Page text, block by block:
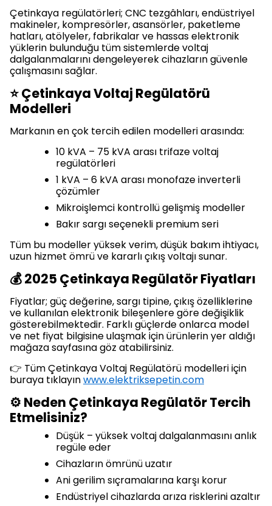
Çetinkaya regülatörleri; CNC tezgâhları, endüstriyel
makineler, kompresörler, asansörler, paketleme
hatları, atölyeler, fabrikalar ve hassas elektronik
yüklerin bulunduğu tüm sistemlerde voltaj
dalgalanmalarını dengeleyerek cihazların güvenle
çalışmasını sağlar.
⭐ Çetinkaya Voltaj Regülatörü
Modelleri
Markanın en çok tercih edilen modelleri arasında:
10 kVA – 75 kVA arası trifaze voltaj
regülatörleri
1 kVA – 6 kVA arası monofaze inverterli
çözümler
Mikroişlemci kontrollü gelişmiş modeller
Bakır sargı seçenekli premium seri
Tüm bu modeller yüksek verim, düşük bakım ihtiyacı,
uzun hizmet ömrü ve kararlı çıkış voltajı sunar.
💰 2025 Çetinkaya Regülatör Fiyatları
Fiyatlar; güç değerine, sargı tipine, çıkış özelliklerine
ve kullanılan elektronik bileşenlere göre değişiklik
gösterebilmektedir. Farklı güçlerde onlarca model
ve net fiyat bilgisine ulaşmak için ürünlerin yer aldığı
mağaza sayfasına göz atabilirsiniz.
👉 Tüm Çetinkaya Voltaj Regülatörü modelleri için
buraya tıklayınwww.elektriksepetin.com
⚙ Neden Çetinkaya Regülatör Tercih
Etmelisiniz?
Düşük – yüksek voltaj dalgalanmasını anlık
regüle eder
Cihazların ömrünü uzatır
Ani gerilim sıçramalarına karşı korur
Endüstriyel cihazlarda arıza risklerini azaltır